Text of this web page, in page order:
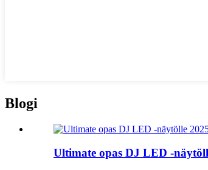
Blogi
Ultimate opas DJ LED -